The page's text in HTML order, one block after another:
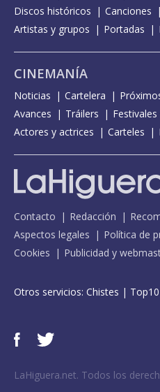
Discos históricos
Canciones
Artistas y grupos
Portadas
CINEMANÍA
Noticias Cartelera
Avances
Tráilers
Actores y actrices
Carteles
Contacto Redacción
Aspectos legales
Política de
Cookies
Publicidad y
Otros servicios: Chistes |
LaHiguera.net. Todos los